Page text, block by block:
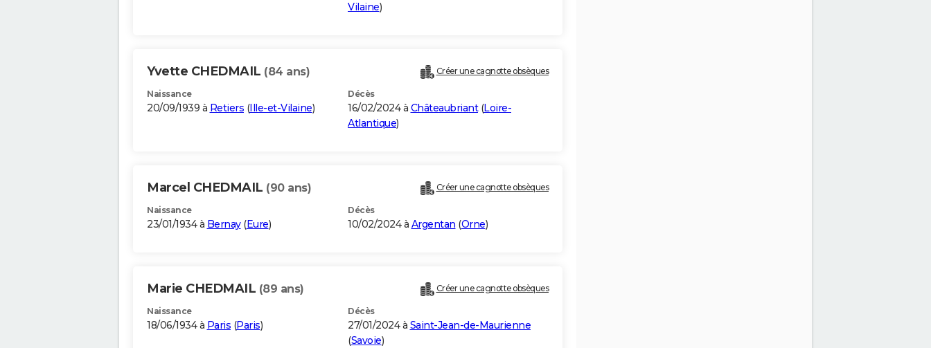
Vilaine)
Yvette CHEDMAIL (84 ans) Créer une cagnotte obsèques
Naissance
20/09/1939 à Retiers (Ille-et-Vilaine)
Décès
16/02/2024 à Châteaubriant(Loire-
Atlantique)
Marcel CHEDMAIL (90 ans) Créer une cagnotte obsèques
Naissance
23/01/1934 à Bernay(Eure)
Décès
10/02/2024 à Argentan (Orne)
Marie CHEDMAIL (89 ans) Créer une cagnotte obsèques
Naissance
18/06/1934 à Paris (Paris)
Décès
27/01/2024 à Saint-Jean-de-Maurienne
(Savoie)